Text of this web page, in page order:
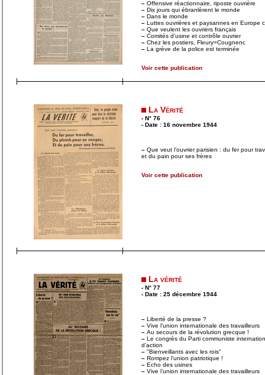
– Offensive réactionnaire, riposte ouvrière
– Dix jours qui ébranlèrent le monde
– Dans le monde
– Luttes ouvrières et paysannes en Europe
– Que veulent les ouvriers français
– Comités d’usine et contrôle ouvrier
– Chez les postiers, Fleury=Cougnenc
– La grève de la police est terminée
Voir cette publication
La Vérité
- N° 76
- Date : 16 novembre 1944
– Que veut l’ouvrier parisien : du fer pour
et du pain pour ses frères
Voir cette publication
La vérité
- N° 77
- Date : 25 décembre 1944
– Liberté de la presse ?
– Vive l’union internationale des travailleurs
– Au secours de la révolution grecque !
– Le congrès du Parti communiste
d’action
– "Bienveillants avec les rois"
– Rompez l’union patriotique !
– Echo des usines
– Vive l’union internationale des travailleurs